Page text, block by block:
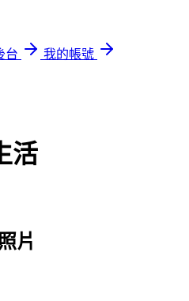
台
我的帳號
活
片